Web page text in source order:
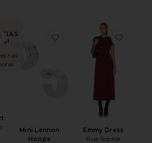
Crop Top
nas
favoritoHighland Bubble Skort
Mini Lennon
Hoops
favoritoMini Lennon Hoops
Emmy Dress
Rue Sophie